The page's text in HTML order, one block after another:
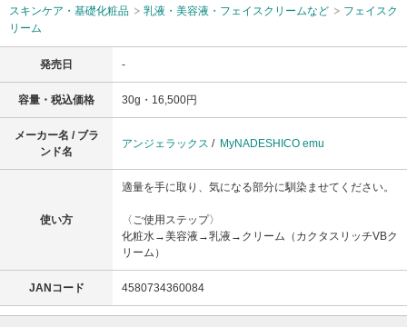
スキンケア・基礎化粧品
乳液・美容液・フェイスクリームなど
フェイスク
リーム
発売日 -
容量・税込価格 30g・16,500円
メーカー名 / ブラ
ンド名
アンジェラックス / MyNADESHICO emu
使い方
適量を手に取り、気になる部分に馴染ませてください。
〈ご使用ステップ〉
化粧水→美容液→乳液→クリーム（カクタスリッチVBク
リーム）
JANコード 4580734360084